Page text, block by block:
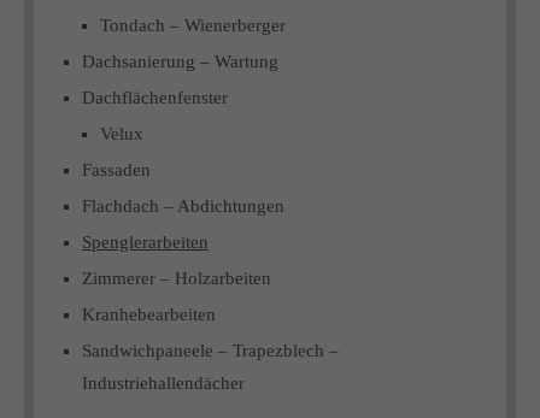
Tondach – Wienerberger
Dachsanierung – Wartung
Dachflächenfenster
Velux
Fassaden
Flachdach – Abdichtungen
Spenglerarbeiten
Zimmerer – Holzarbeiten
Kranhebearbeiten
Sandwichpaneele – Trapezblech –
Industriehallendächer